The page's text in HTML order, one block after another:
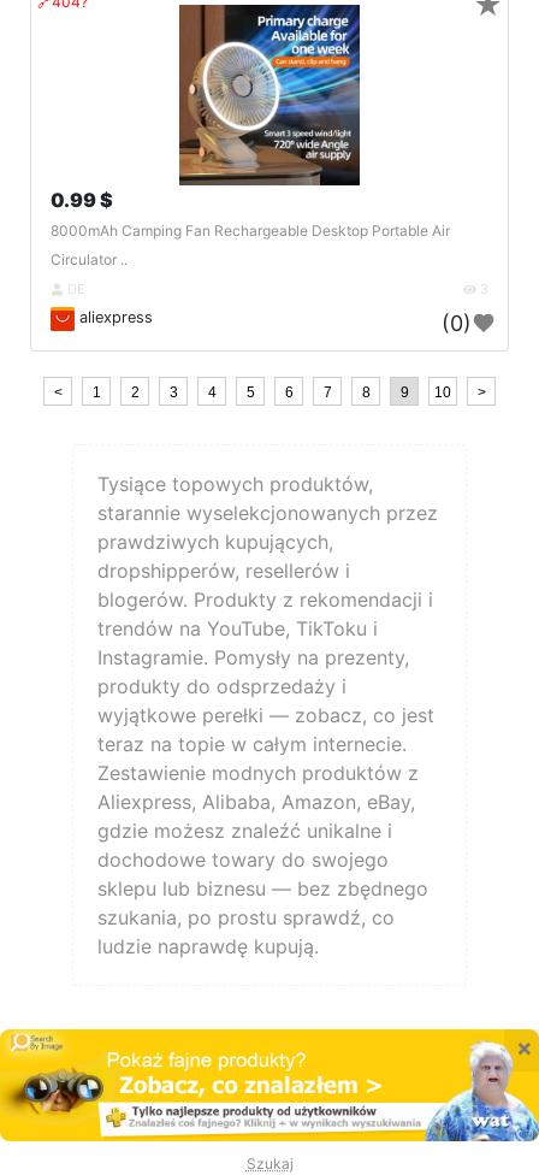
0.99 $
8000mAh Camping Fan Rechargeable Desktop Portable Air
Circulator ..
DE 3
aliexpress (0)
< 1 2 3 4 5 6 7 8 9 10 >
Tysiące topowych produktów,
starannie wyselekcjonowanych przez
prawdziwych kupujących,
dropshipperów, resellerów i
blogerów. Produkty z rekomendacji i
trendów na YouTube, TikToku i
Instagramie. Pomysły na prezenty,
produkty do odsprzedaży i
wyjątkowe perełki — zobacz, co jest
teraz na topie w całym internecie.
Zestawienie modnych produktów z
Aliexpress, Alibaba, Amazon, eBay,
gdzie możesz znaleźć unikalne i
dochodowe towary do swojego
sklepu lub biznesu — bez zbędnego
szukania, po prostu sprawdź, co
ludzie naprawdę kupują.
×
Szukaj